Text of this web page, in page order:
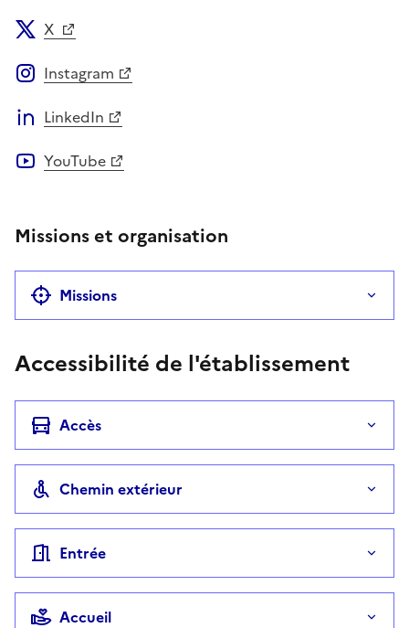
X
Instagram
LinkedIn
YouTube
Missions et organisation
Missions
Accessibilité de l'établissement
Accès
Chemin extérieur
Entrée
Accueil